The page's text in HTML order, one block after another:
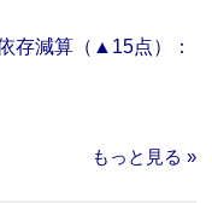
存減算（▲15点）：
もっと見る »